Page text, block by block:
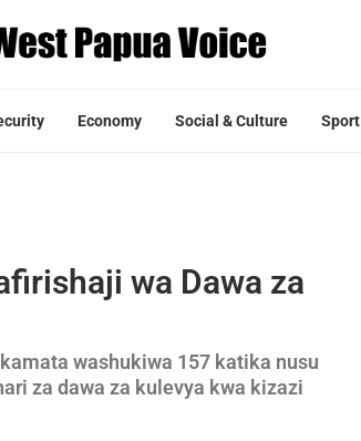
Economy Social & Culture Sport
wa Dawa za
washukiwa 157 katika nusu
za dawa za kulevya kwa kizazi